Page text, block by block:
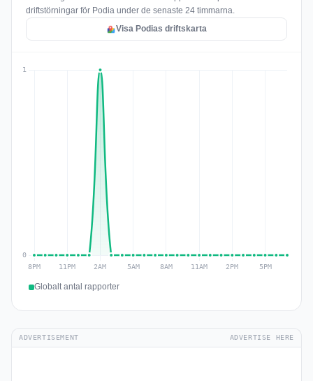
driftstörningar för Podia under de senaste 24 timmarna.
Visa Podias driftskarta
Globalt antal rapporter
ADVERTISEMENT ADVERTISE HERE